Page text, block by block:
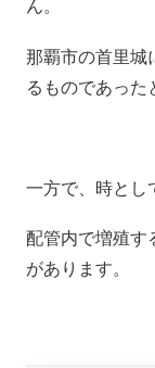
ん。
那覇市の首里城
るものであった
一方で、時とし
配管内で増殖す
があります。